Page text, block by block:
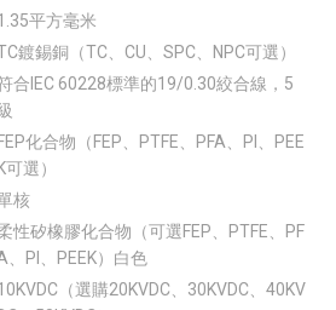
平方毫米
鍍錫銅（TC、CU、SPC、NPC可選）
合IEC 60228標準的19/0.30絞合線，5
FEP化合物（FEP、PTFE、PFA、PI、PEE
K可選）
核
性矽橡膠化合物（可選FEP、PTFE、PF
、PI、PEEK）白色
（選購20KVDC、30KVDC、40KV